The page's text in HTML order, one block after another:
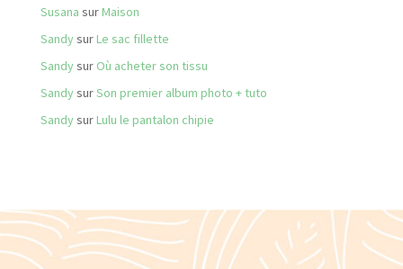
Susana surMaison
SandysurLe sac fillette
Sandysur Où acheter son tissu
SandysurSon premier album photo + tuto
SandysurLulu le pantalon chipie